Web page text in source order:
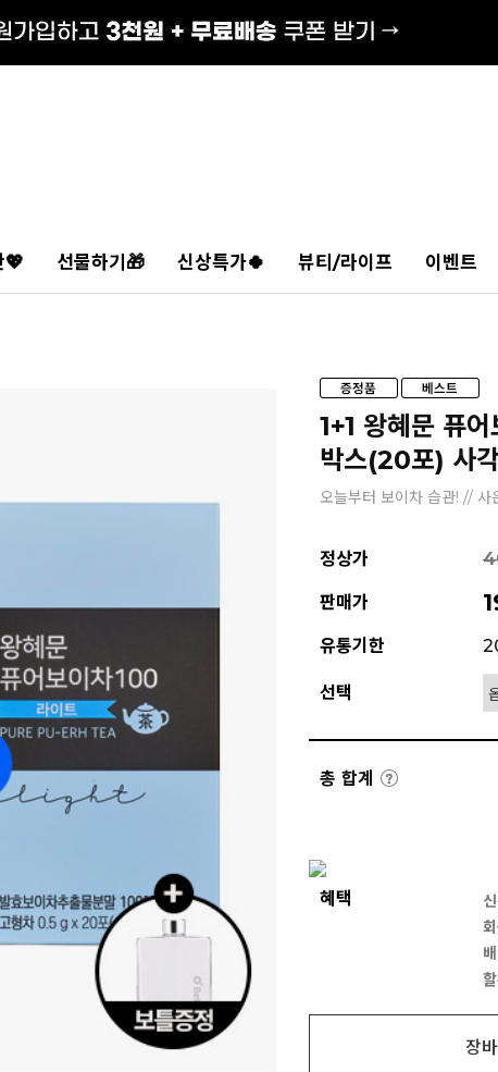
💖 선물하기🎁 신상특가🍀 뷰티/라이프 이벤트
1+1 왕혜문 퓨
박스(20포) 사
오늘부터 보이차 습관! // 사
정상가
판매가
유통기한
선택
총 합계
혜택
배
할
장